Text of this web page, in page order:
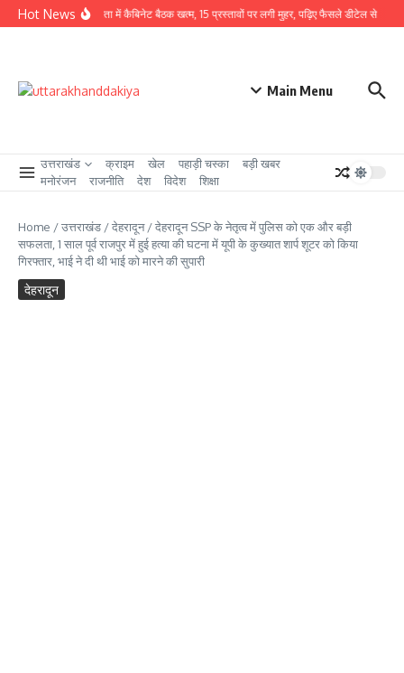
Skip to content
Hot News
CM धामी की अध्यक्षता में कैबिनेट बैठक खत्म, 15 प्रस्तावों पर लगी मुहर, पढ़िए फैसले डीटेल से
Main Menu
उत्तराखंड क्राइम खेल पहाड़ी चस्का
बड़ी खबर
मनोरंजन
राजनीति देश विदेश शिक्षा
Home /उत्तराखंड /देहरादून/देहरादून SSP के नेतृत्व में पुलिस को एक और बड़ी
सफलता, 1 साल पूर्व राजपुर में हुई हत्या की घटना में यूपी के कुख्यात शार्प शूटर को किया
गिरफ्तार, भाई ने दी थी भाई को मारने की सुपारी
देहरादून